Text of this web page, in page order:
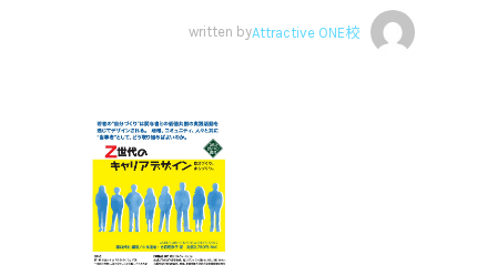
written byAttractive ONE校